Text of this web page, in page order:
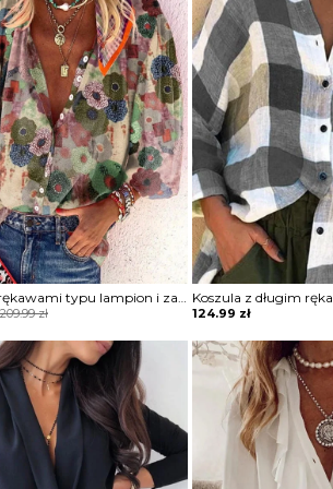
Koszula z rękawami typu lampion i zapinana na guziki w kwiatowy wzór bluzka Massimiana
209.99zł 124.99 zł